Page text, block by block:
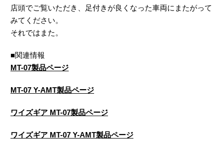
店頭でご覧いただき、足付きが良くなった車両にまたがって
みてください。
それではまた。
■関連情報
MT-07製品ページ
MT-07 Y-AMT製品ページ
ワイズギア MT-07製品ページ
ワイズギア MT-07 Y-AMT製品ページ